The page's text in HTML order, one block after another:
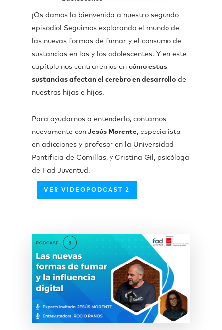
¡Os damos la bienvenida a nuestro segundo
episodio! Seguimos explorando el mundo de
las nuevas formas de fumar y el consumo de
sustancias en las y los adolescentes. Y en este
capítulo nos centraremos en cómo estas
sustancias afectan el cerebro en desarrollo de
nuestras hijas e hijos.
Para ayudarnos a entenderlo, contamos
nuevamente con Jesús Morente, especialista
en adicciones y profesor en la Universidad
Pontificia de Comillas, y Cristina Gil, psicóloga
de Fad Juventud.
VER VIDEOPODCAST 2